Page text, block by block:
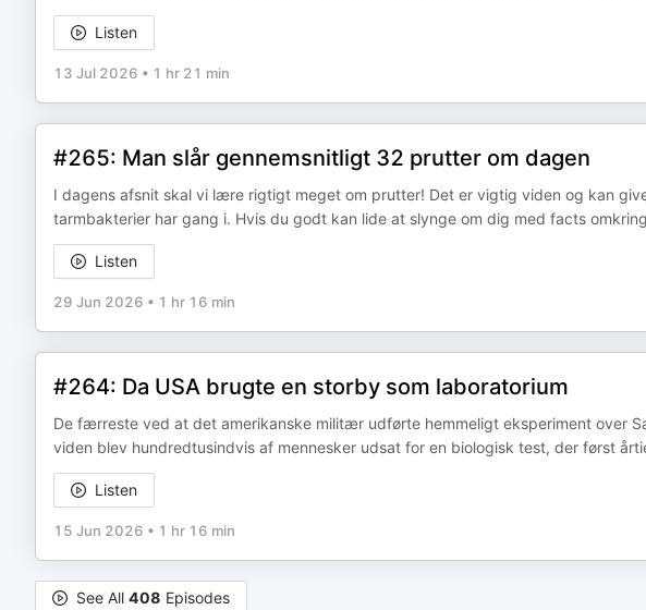
Listen
13 Jul 2026 • 1 hr 21 min
#265: Man slår gennemsnitligt 32 prutter om dagen
I dagens afsnit skal vi lære rigtigt meget om prutter! Det er vigtig viden og kan
tarmbakterier har gang i. Hvis du godt kan lide at slynge om dig med facts
Listen
29 Jun 2026 • 1 hr 16 min
#264: Da USA brugte en storby som laboratorium
De færreste ved at det amerikanske militær udførte hemmeligt eksperiment over
viden blev hundredtusindvis af mennesker udsat for en biologisk test, der først
Listen
15 Jun 2026 • 1 hr 16 min
See All 408 Episodes